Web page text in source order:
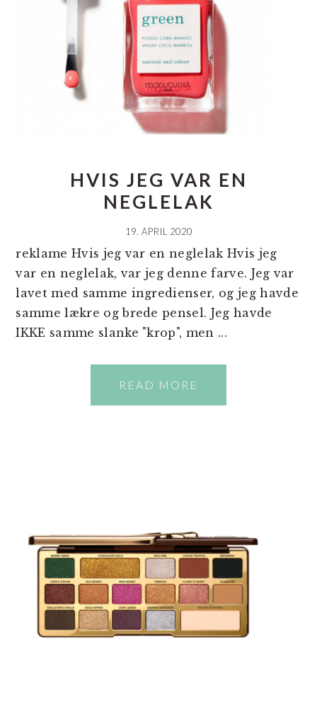
HVIS JEG VAR EN
NEGLELAK
19. APRIL 2020
reklame Hvis jeg var en neglelak Hvis jeg
var en neglelak, var jeg denne farve. Jeg var
lavet med samme ingredienser, og jeg havde
samme lækre og brede pensel. Jeg havde
IKKE samme slanke "krop", men ...
READ MORE